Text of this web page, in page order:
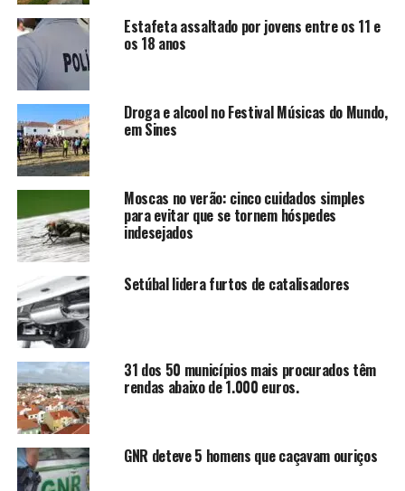
Estafeta assaltado por jovens entre os 11 e
os 18 anos
Droga e alcool no Festival Músicas do Mundo,
em Sines
Moscas no verão: cinco cuidados simples
para evitar que se tornem hóspedes
indesejados
Setúbal lidera furtos de catalisadores
31 dos 50 municípios mais procurados têm
rendas abaixo de 1.000 euros.
GNR deteve 5 homens que caçavam ouriços